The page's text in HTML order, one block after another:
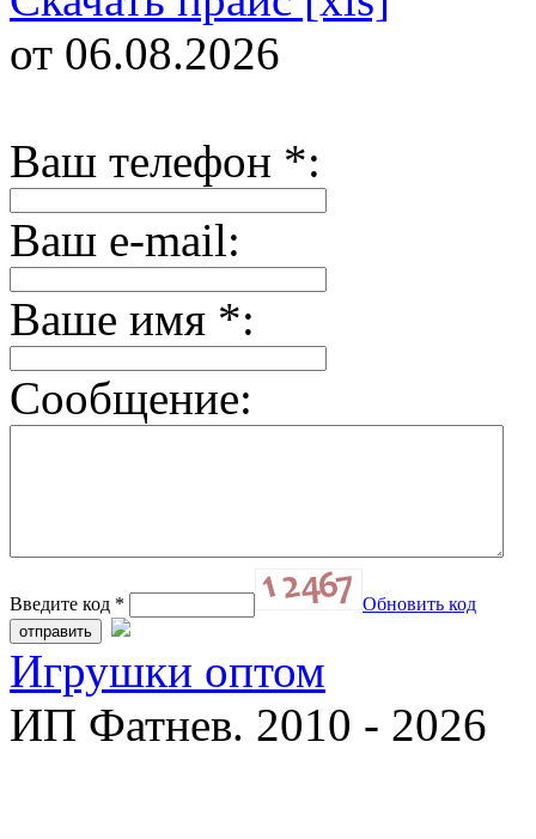
от 06.08.2026
Ваш телефон *:
Ваш e-mail:
Ваше имя *:
Сообщение:
Введите код * Обновить код
Игрушки оптом
ИП Фатнев. 2010 - 2026